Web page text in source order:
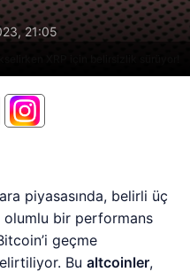
XRP için belirsizlik sürüyor!
21:05
piyasasında, belirli üç
olumlu bir performans
geçme
Bualtcoinler,